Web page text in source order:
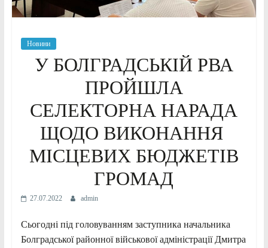
Новини
У БОЛГРАДСЬКІЙ РВА
ПРОЙШЛА
СЕЛЕКТОРНА НАРАДА
ЩОДО ВИКОНАННЯ
МІСЦЕВИХ БЮДЖЕТІВ
ГРОМАД
27.07.2022 admin
Сьогодні під головуванням заступника начальника
Болградської районної військової адміністрації Дмитра